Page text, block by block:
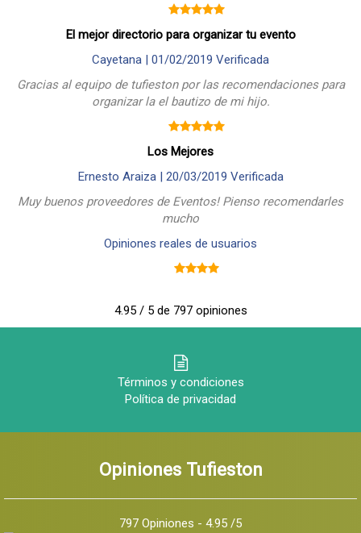
El mejor directorio para organizar tu evento
Cayetana | 01/02/2019 Verificada
Gracias al equipo de tufieston por las recomendaciones para
organizar la el bautizo de mi hijo.
Los Mejores
Ernesto Araiza | 20/03/2019 Verificada
Muy buenos proveedores de Eventos! Pienso recomendarles
mucho
Opiniones reales de usuarios
4.95 / 5 de 797 opiniones
Términos y condiciones
Política de privacidad
Opiniones Tufieston
797 Opiniones - 4.95 /5